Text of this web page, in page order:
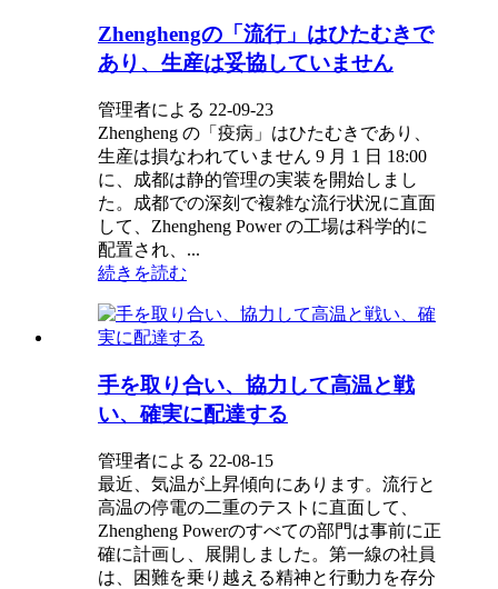
Zhenghengの「流行」はひたむきで
あり、生産は妥協していません
管理者による 22-09-23
Zhengheng の「疫病」はひたむきであり、
生産は損なわれていません 9 月 1 日 18:00
に、成都は静的管理の実装を開始しまし
た。成都での深刻で複雑な流行状況に直面
して、Zhengheng Power の工場は科学的に
配置され、...
続きを読む
手を取り合い、協力して高温と戦
い、確実に配達する
管理者による 22-08-15
最近、気温が上昇傾向にあります。流行と
高温の停電の二重のテストに直面して、
Zhengheng Powerのすべての部門は事前に正
確に計画し、展開しました。第一線の社員
は、困難を乗り越える精神と行動力を存分